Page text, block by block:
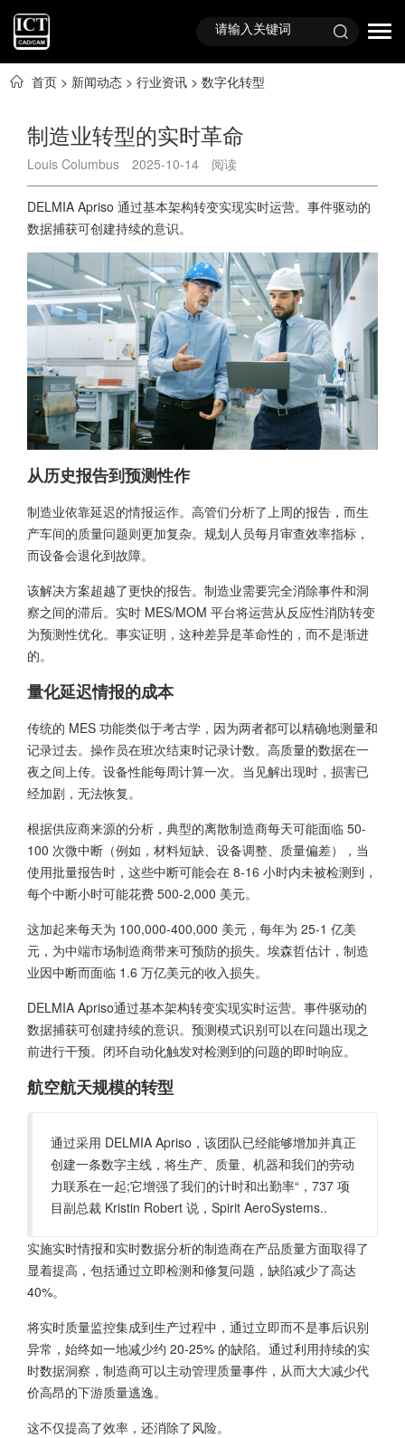
首页 > 新闻动态 > 行业资讯 > 数字化转型
制造业转型的实时革命
Louis Columbus 2025-10-14 阅读
DELMIA Apriso 通过基本架构转变实现实时运营。事件驱动的
数据捕获可创建持续的意识。
从历史报告到预测性作
制造业依靠延迟的情报运作。高管们分析了上周的报告，而生
产车间的质量问题则更加复杂。规划人员每月审查效率指标，
而设备会退化到故障。
该解决方案超越了更快的报告。制造业需要完全消除事件和洞
察之间的滞后。实时 MES/MOM 平台将运营从反应性消防转变
为预测性优化。事实证明，这种差异是革命性的，而不是渐进
的。
量化延迟情报的成本
传统的 MES 功能类似于考古学，因为两者都可以精确地测量和
记录过去。操作员在班次结束时记录计数。高质量的数据在一
夜之间上传。设备性能每周计算一次。当见解出现时，损害已
经加剧，无法恢复。
根据供应商来源的分析，典型的离散制造商每天可能面临 50-
100 次微中断（例如，材料短缺、设备调整、质量偏差），当
使用批量报告时，这些中断可能会在 8-16 小时内未被检测到，
每个中断小时可能花费 500-2,000 美元。
这加起来每天为 100,000-400,000 美元，每年为 25-1 亿美
元，为中端市场制造商带来可预防的损失。埃森哲估计，制造
业因中断而面临 1.6 万亿美元的收入损失。
DELMIA Apriso通过基本架构转变实现实时运营。事件驱动的
数据捕获可创建持续的意识。预测模式识别可以在问题出现之
前进行干预。闭环自动化触发对检测到的问题的即时响应。
航空航天规模的转型
通过采用 DELMIA Apriso，该团队已经能够增加并真正
创建一条数字主线，将生产、质量、机器和我们的劳动
力联系在一起;它增强了我们的计时和出勤率“，737 项
目副总裁 Kristin Robert 说，Spirit AeroSystems..
实施实时情报和实时数据分析的制造商在产品质量方面取得了
显着提高，包括通过立即检测和修复问题，缺陷减少了高达
40%。
将实时质量监控集成到生产过程中，通过立即而不是事后识别
异常，始终如一地减少约 20-25% 的缺陷。通过利用持续的实
时数据洞察，制造商可以主动管理质量事件，从而大大减少代
价高昂的下游质量逃逸。
这不仅提高了效率，还消除了风险。